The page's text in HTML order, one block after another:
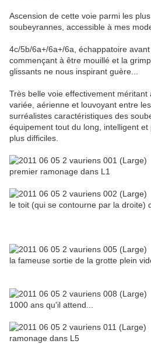
Ascension de cette voie parmi les
soubeyrannes, accessible à mes
4c/5b/6a+/6a+/6a, échappatoire
commençant à être mouillé et la
glissants ne nous inspirant guère...
Très belle voie effectivement méritant
variée, aérienne et louvoyant entre
surréalistes caractéristiques des
équipement tout du long, intelligent
plus difficiles.
premier ramonage dans L1
le toit (qui se contourne par la droite)
la fameuse sortie de la grotte plein
1000 ans qu'il attend...
ramonage dans L5